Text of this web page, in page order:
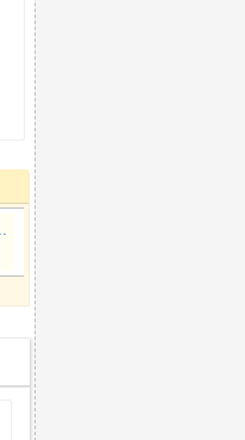
Павелецкая